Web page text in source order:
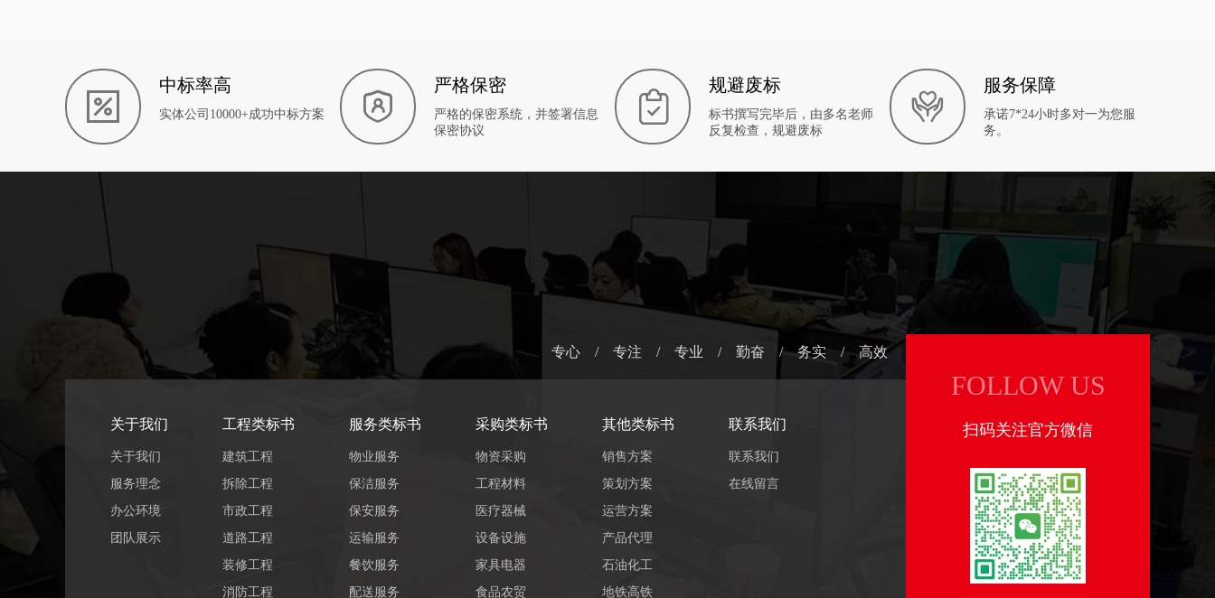
中标率高
实体公司10000+成功中标方案
严格保密
严格的保密系统，并签署信息
保密协议
规避废标
标书撰写完毕后，由多名老师
反复检查，规避废标
服务保障
承诺7*24小时多对一为您服
务。
专心 / 专注 / 专业 / 勤奋 / 务实 / 高效
关于我们
关于我们
服务理念
办公环境
团队展示
工程类标书
建筑工程
拆除工程
市政工程
道路工程
装修工程
消防工程
服务类标书
物业服务
保洁服务
保安服务
运输服务
餐饮服务
配送服务
采购类标书
物资采购
工程材料
医疗器械
设备设施
家具电器
食品农贸
其他类标书
销售方案
策划方案
运营方案
产品代理
石油化工
地铁高铁
联系我们
联系我们
在线留言
FOLLOW US
扫码关注官方微信